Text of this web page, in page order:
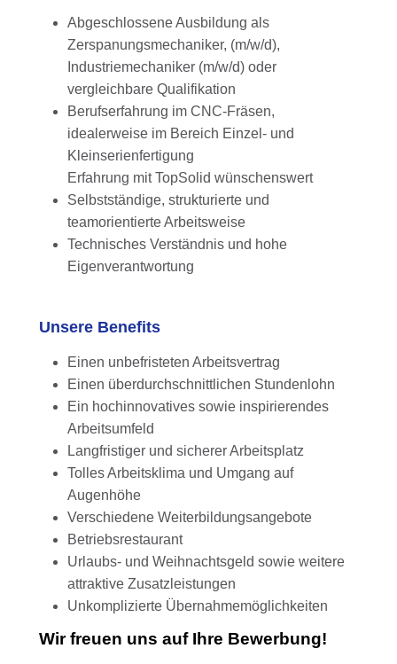
Abgeschlossene Ausbildung als
Zerspanungsmechaniker, (m/w/d),
Industriemechaniker (m/w/d) oder
vergleichbare Qualifikation
Berufserfahrung im CNC-Fräsen,
idealerweise im Bereich Einzel- und
Kleinserienfertigung
Erfahrung mit TopSolid wünschenswert
Selbstständige, strukturierte und
teamorientierte Arbeitsweise
Technisches Verständnis und hohe
Eigenverantwortung
Unsere Benefits
Einen unbefristeten Arbeitsvertrag
Einen überdurchschnittlichen Stundenlohn
Ein hochinnovatives sowie inspirierendes
Arbeitsumfeld
Langfristiger und sicherer Arbeitsplatz
Tolles Arbeitsklima und Umgang auf
Augenhöhe
Verschiedene Weiterbildungsangebote
Betriebsrestaurant
Urlaubs- und Weihnachtsgeld sowie weitere
attraktive Zusatzleistungen
Unkomplizierte Übernahmemöglichkeiten
Wir freuen uns auf Ihre Bewerbung!